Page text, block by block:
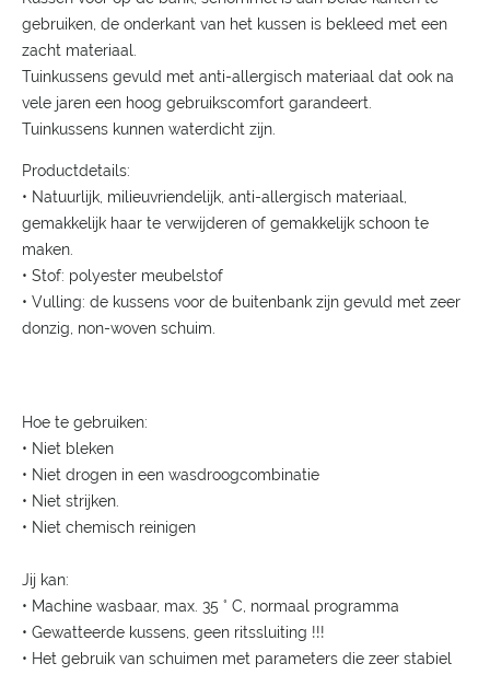
gebruiken, de onderkant van het kussen is bekleed met een
zacht materiaal.
Tuinkussens gevuld met anti-allergisch materiaal dat ook na
vele jaren een hoog gebruikscomfort garandeert.
Tuinkussens kunnen waterdicht zijn.
Productdetails:
• Natuurlijk, milieuvriendelijk, anti-allergisch materiaal,
gemakkelijk haar te verwijderen of gemakkelijk schoon te
maken.
• Stof: polyester meubelstof
• Vulling: de kussens voor de buitenbank zijn gevuld met zeer
donzig, non-woven schuim.
Hoe te gebruiken:
• Niet bleken
• Niet drogen in een wasdroogcombinatie
• Niet strijken.
• Niet chemisch reinigen
Jij kan:
• Machine wasbaar, max. 35 ° C, normaal programma
• Gewatteerde kussens, geen ritssluiting !!!
• Het gebruik van schuimen met parameters die zeer stabiel